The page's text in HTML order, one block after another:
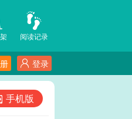
阅读记录
登录
手机版